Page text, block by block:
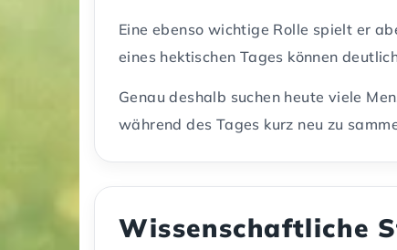
Eine ebenso wichtige Rolle spielt er
eines hektischen Tages können
Genau deshalb suchen heute viele
während des Tages kurz neu zu
Wissenschaftliche